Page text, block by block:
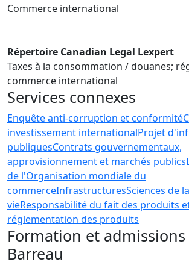
Commerce international
Répertoire Canadian Legal Lexpert
Taxes à la consommation / douanes;
commerce international
Services connexes
Enquête anti-corruption et conformité
investissement internationalProjet
publiquesContrats gouvernementaux,
approvisionnement et marchés publics
de l'Organisation mondiale du
commerceInfrastructuresSciences de la
vieResponsabilité du fait des produits
réglementation des produits
Formation et admissions
Barreau